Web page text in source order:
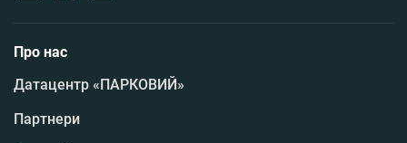
Про нас
Датацентр «ПАРКОВИЙ»
Партнери